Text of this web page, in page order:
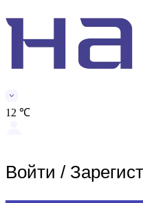
12 ℃
Войти /